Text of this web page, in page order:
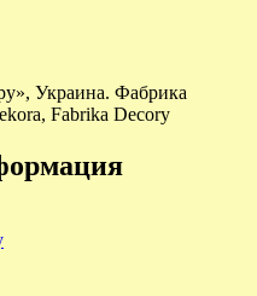
Украина. Фабрика
Fabrika Decory